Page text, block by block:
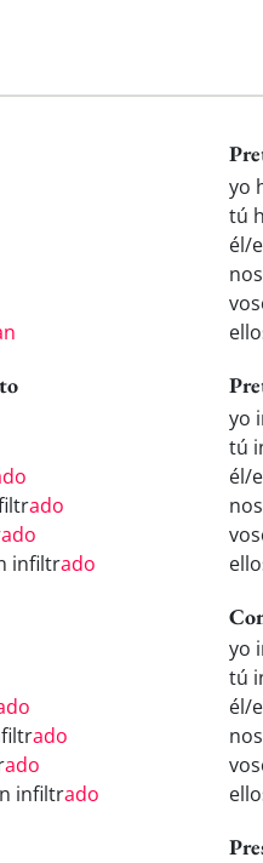
yo
tú
él/
ado
ado
infiltrado
yo
tú
él/
ado
ado
infiltrado
yo
tú
él/